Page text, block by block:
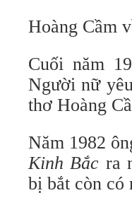
Hoàng Cầm
Cuối năm
Người nữ
thơ Hoàng
Năm 1982
Kinh Bắc ra
bị bắt còn có